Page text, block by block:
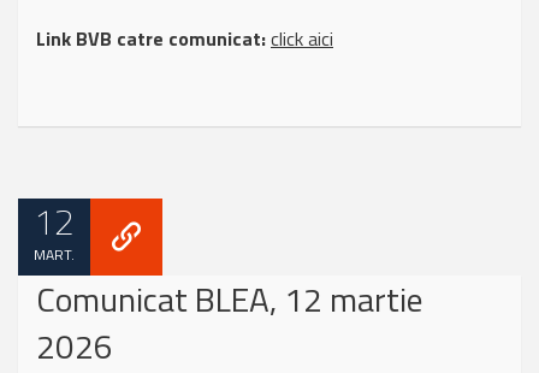
Link BVB catre comunicat:click aici
12
MART.
Comunicat BLEA, 12 martie
2026